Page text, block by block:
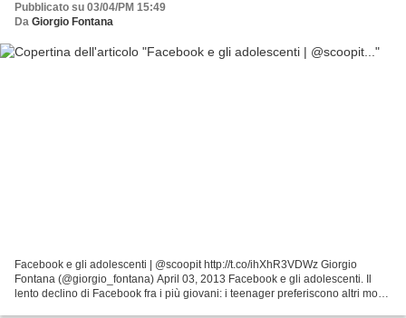
Pubblicato su 03/04/PM 15:49
Da Giorgio Fontana
Facebook e gli adolescenti | @scoopit http://t.co/ihXhR3VDWz Giorgio
Fontana (@giorgio_fontana) April 03, 2013 Facebook e gli adolescenti. Il
lento declino di Facebook fra i più giovani: i teenager preferiscono altri modi